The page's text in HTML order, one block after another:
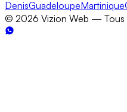
DenisGuadeloupeMartinique
© 2026 Vizion Web — Tous